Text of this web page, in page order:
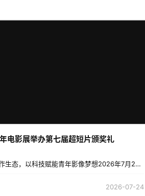
电影展举办第七届超短片颁奖礼
七年深耕移动影像创作生态，以科技赋能青年影像梦想2026年7月23日，第七届vivo × FIRST
2026-07-24